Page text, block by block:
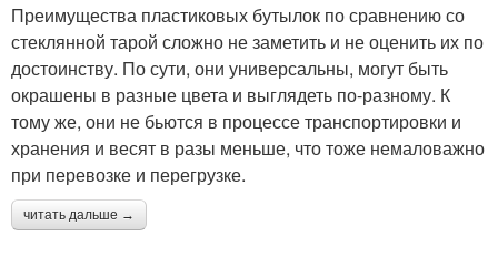
Преимущества пластиковых бутылок по сравнению со
стеклянной тарой сложно не заметить и не оценить их по
достоинству. По сути, они универсальны, могут быть
окрашены в разные цвета и выглядеть по-разному. К
тому же, они не бьются в процессе транспортировки и
хранения и весят в разы меньше, что тоже немаловажно
при перевозке и перегрузке.
читать дальше →